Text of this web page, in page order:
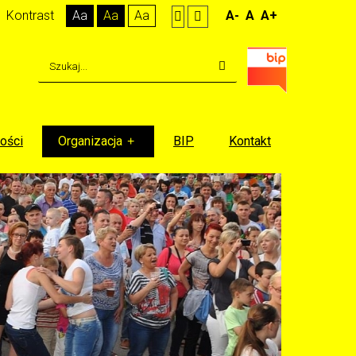
Kontrast Aa Aa Aa A- A A+
Organizacja BIP Kontakt